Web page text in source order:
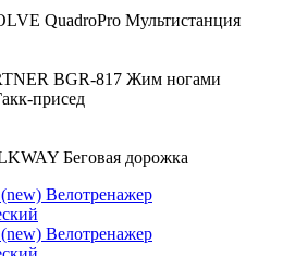
QuadroPro Мультистанция
BGR-817 Жим ногами
присед
Беговая дорожка